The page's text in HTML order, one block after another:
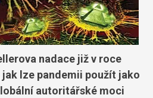
nadace již v roce
lze pandemii použít jako
autoritářské moci